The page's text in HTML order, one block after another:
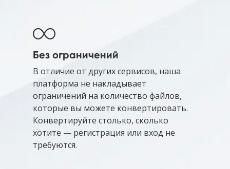
Без ограничений
В отличие от других сервисов, наша
платформа не накладывает
ограничений на количество файлов,
которые вы можете конвертировать.
Конвертируйте столько, сколько
хотите — регистрация или вход не
требуются.